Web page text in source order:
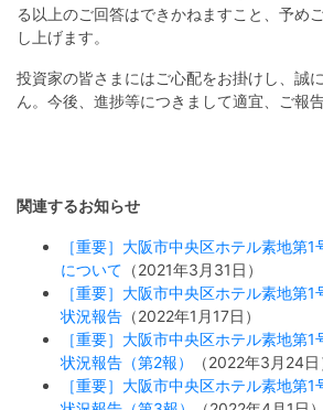
る以上のご回答はできかねますこと、予め
し上げます。
投資家の皆さまにはご心配をお掛けし、誠
ん。今後、進捗等につきまして適宜、ご報
関連するお知らせ
［重要］大阪市中央区ホテル素地第
について （2021年3月31日）
［重要］大阪市中央区ホテル素地第
状況報告 （2022年1月17日）
［重要］大阪市中央区ホテル素地第
状況報告（第2報）
（2022年3月24日
［重要］大阪市中央区ホテル素地第